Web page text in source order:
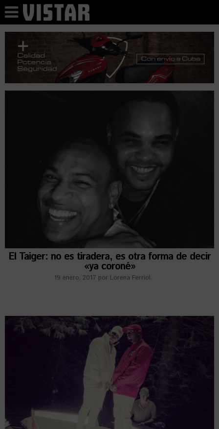
El Taiger: no es tiradera, es otra forma de decir
«ya coroné»
19 enero, 2017 por Lorena Ferriol